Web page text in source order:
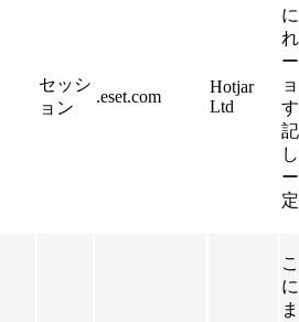
セッシ
ョン
.eset.com
Hotjar
Ltd